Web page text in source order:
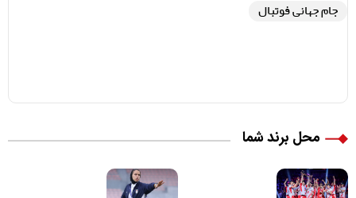
جام جهانی فوتبال
محل برند شما